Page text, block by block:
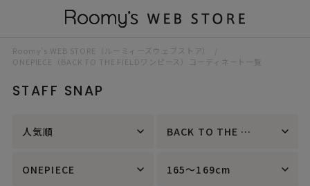
Roomy’s WEB STORE（ルーミィーズウェブストア）
ONEPIECE（BACK TO THE FIELDワンピース）コーディネート一覧
STAFF SNAP
人気順 BACK TO THE FIELD
ONEPIECE 165～169cm